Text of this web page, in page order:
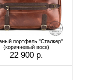
портфель "Сталкер"
(коричневый воск)
22 900 р.